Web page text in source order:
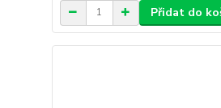
Přidat do